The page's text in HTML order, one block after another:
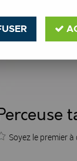
Soyez le premier